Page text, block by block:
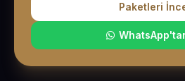
Paketleri